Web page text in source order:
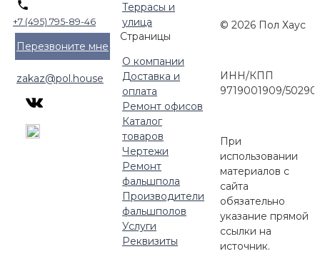
+7 (495) 795-89-46
Перезвоните мне
zakaz@pol.house
Террасы и
улица
Страницы
О компании
Доставка и
оплата
Ремонт офисов
Каталог
товаров
Чертежи
Ремонт
фальшпола
Производители
фальшполов
Услуги
Реквизиты
© 2026 Пол Хаус
ИНН/КПП
9719001909/
При
использовании
материалов с
сайта
обязательно
указание прямой
ссылки на
источник.